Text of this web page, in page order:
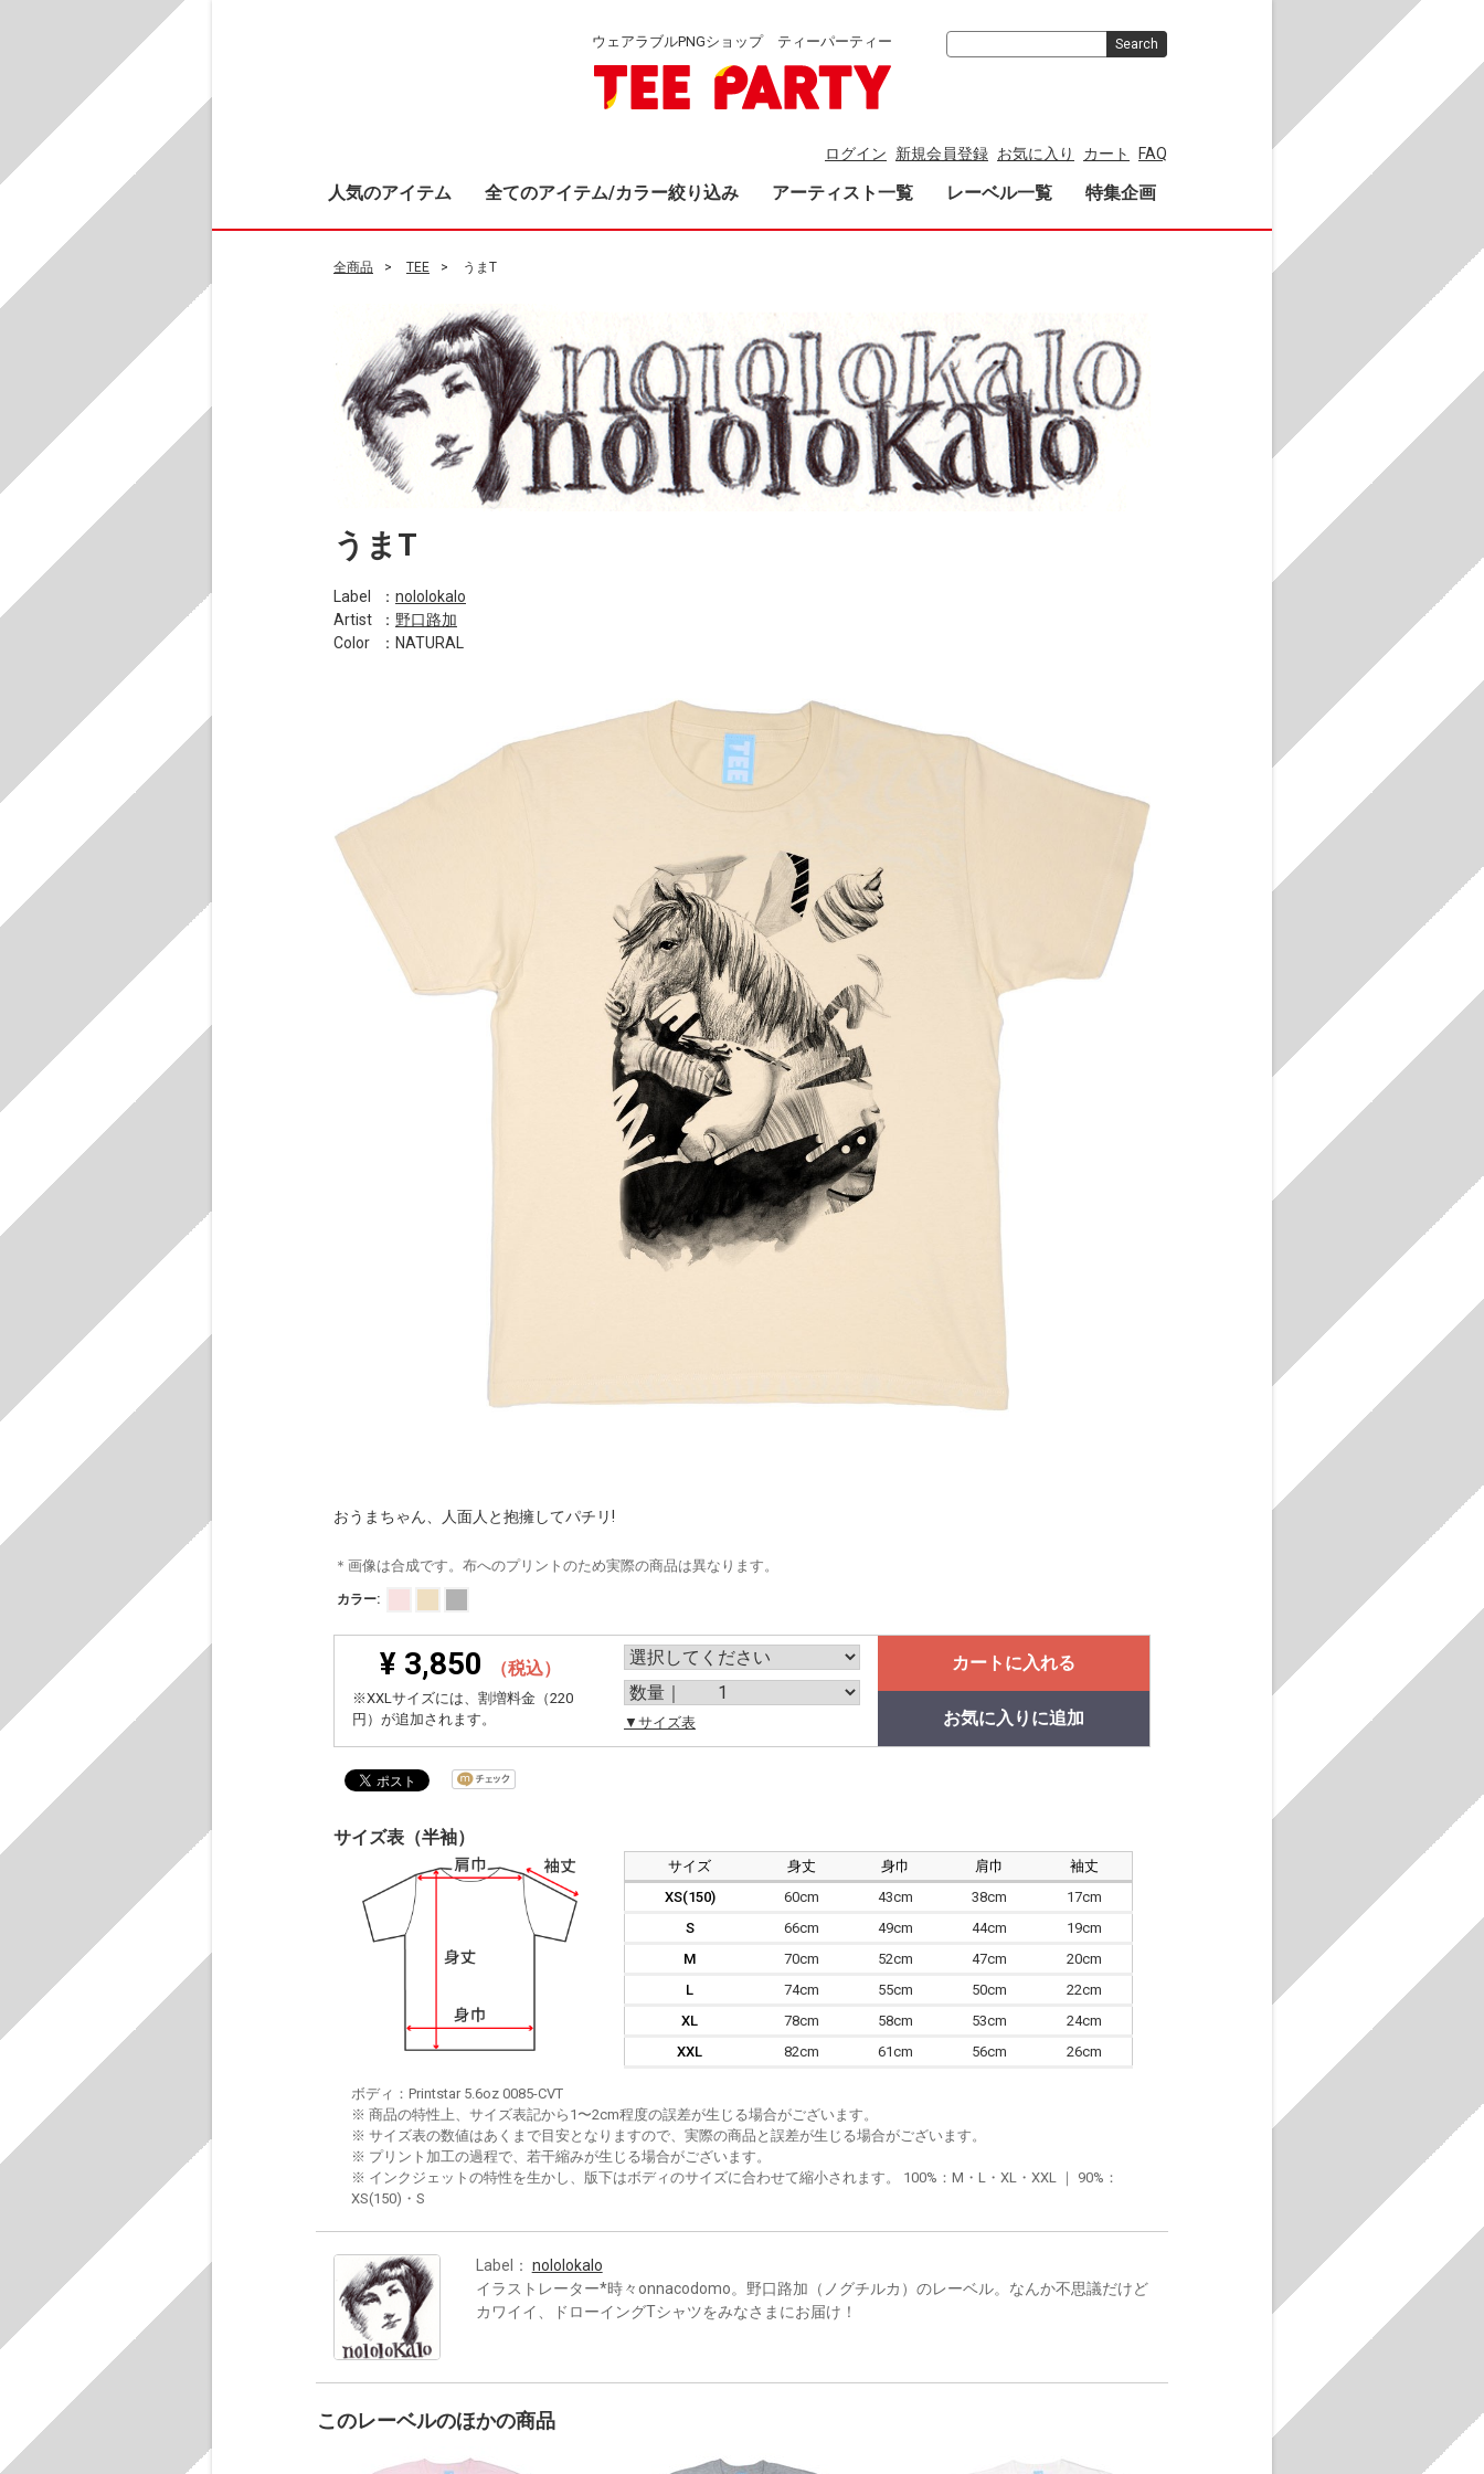
ウェアラブルPNGショップ ティーパーティー
ログイン 新規会員登録 お気に入り カート FAQ
人気のアイテム 全てのアイテム/カラー絞り込み アーティスト一覧 レーベル一覧 特集企画
Search
全商品 TEE うまT
うまT
Label ： nololokalo
Artist
： 野口路加
Color
：NATURAL
おうまちゃん、人面人と抱擁してパチリ!
＊画像は合成です。布へのプリントのため実際の商品は異なります。
カラー:
¥ 3,850 （税込）
※XXLサイズには、割増料金（220
円）が追加されます。
▼サイズ表
カートに入れる
お気に入りに追加
サイズ表（半袖）
サイズ 身丈 身巾 肩巾
袖丈
XS(150)
60cm 43cm 38cm
17cm
S
66cm 49cm 44cm
19cm
M
70cm 52cm 47cm
20cm
L
74cm 55cm 50cm
22cm
XL
78cm 58cm 53cm
24cm
XXL
82cm 61cm 56cm 26cm
ボディ：Printstar 5.6oz 0085-CVT
※ 商品の特性上、サイズ表記から1〜2cm程度の誤差が生じる場合がございます。
※ サイズ表の数値はあくまで目安となりますので、実際の商品と誤差が生じる場合がございます。
※ プリント加工の過程で、若干縮みが生じる場合がございます。
※ インクジェットの特性を生かし、版下はボディのサイズに合わせて縮小されます。 100%：M・L・XL・XXL ｜ 90%：
XS(150)・S
Label： nololokalo
イラストレーター*時々onnacodomo。野口路加（ノグチルカ）のレーベル。なんか不思議だけど
カワイイ、ドローイングTシャツをみなさまにお届け！
このレーベルのほかの商品